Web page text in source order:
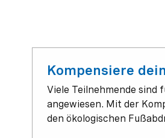
Kompensiere
Viele Teilnehmende sind
angewiesen. Mit der
den ökologischen